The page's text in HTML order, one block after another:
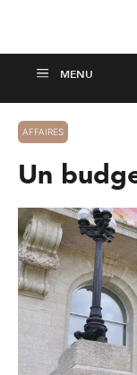
AFFAIRES
Un